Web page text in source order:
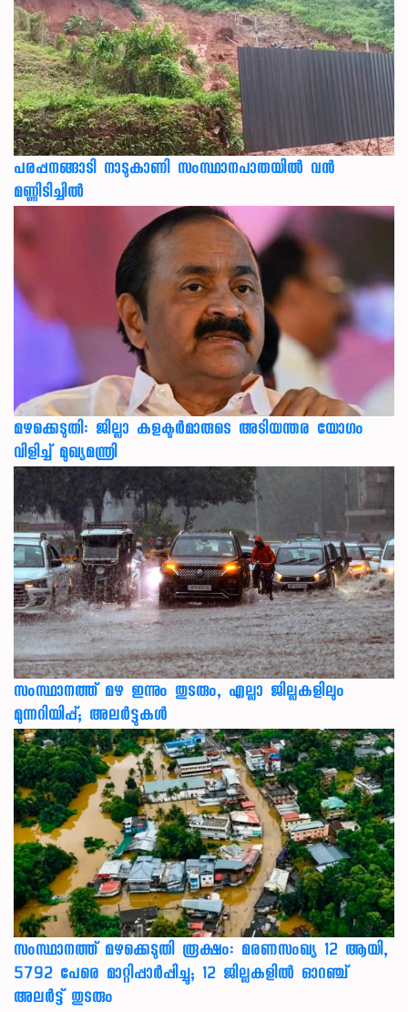
പരപ്പനങ്ങാടി നാടുകാണി സംസ്ഥാനപാതയില്‍ വന്‍
മണ്ണിടിച്ചില്‍
മഴക്കെടുതി: ജില്ലാ കളക്ടർമാരുടെ അടിയന്തര യോഗം
വിളിച്ച് മുഖ്യമന്ത്രി
സംസ്ഥാനത്ത് മഴ ഇന്നും തുടരും, എല്ലാ ജില്ലകളിലും
മുന്നറിയിപ്പ്; അലർട്ടുകൾ
സംസ്ഥാനത്ത് മഴക്കെടുതി രൂക്ഷം: മരണസംഖ്യ 12 ആയി,
5792 പേരെ മാറ്റിപ്പാർപ്പിച്ചു; 12 ജില്ലകളിൽ ഓറഞ്ച്
അലർട്ട് തുടരും